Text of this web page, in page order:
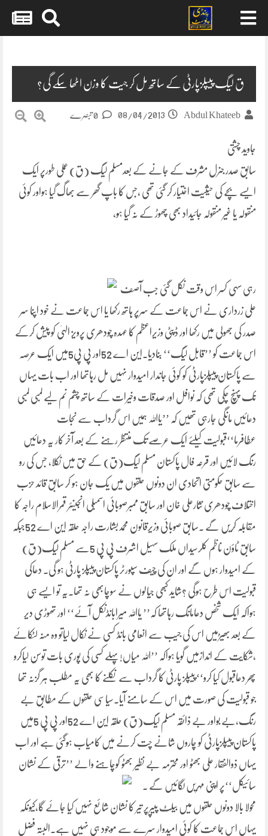
ق لیگ پیپلزپارٹی کے ساتھ مل کر جیت کا وزن اٹھا سکے گی؟
Abdul Khateeb
08/04/2013
جاوید چشتی
سابق صدر جنرل مشرف کے جانے کے بعدمسلم لیگ (ق) عملی طورپر ایک
ایسے بچے کی حیثیت اختیار کر گئی تھی ،جس کا باپ گھر سے بھاگ گیا ہواور کوئی
منقولہ یا غیر منقولہ جائیداد بھی چھوڑ کے نہ گیا ہو،
رہی سہی کسر اس وقت نکل گئی جب آصف
علی زرداری نے اس جماعت کے سرپر ہاتھ رکھا یا اس جماعت نے خود اپنا سر
صدر کی جھولی میں رکھا اور ڈپٹی وزیراعظم کا عہدہ چودھری پرویز الہیٰ کو پیش کرکے
اس جماعت کو ’’قابل لیگ‘‘ بنادیا۔این اے 52اور پی پی5میں ایک عرصہ
سے پاکستان پیپلزپارٹی کو کوئی جاندار امیدوار نہیں مل رہاتھا اور اب بات یہاں
تک پہنچ چکی تھی کہ نوافل اور صدقات وخیرات کے ساتھ چشم نم لیے لمبی لمبی
دعائیں مانگی جارہی تھیں کہ ’’یااللہ ہمیں اس گرداب سے نجات
عطافرما‘‘قبولیت کیلئے ایک عرصے تک منتظر رہنے کے بعد آخر کار یہ دعائیں
رنگ لائیں اور قرعہ فال پاکستان مسلم لیگ(ق) کے حق میں نکلا، جس کی رو
سے سابق حکومتی اتحادی ان دونوں حلقوں میں یک جان ہو کر سابق قائد حزب
اختلاف چودھری نثارعلی خان اور سابق ممبرصوبائی اسمبلی انجینئر قمرالاسلام راجہ کا
مقابلہ کریں گے ۔سابق صوبائی وزیرقانون محمدبشارت راجہ حلقہ این اے 52جبکہ
سابق ٹاؤن ناظم کلرسیداں ملک سہیل اشرف پی پی 5سے مسلم لیگ(ق)
کے امیدوار ہوں گے اور ان کی چیف سپورٹر پاکستان پیپلز پارٹی ہو گی۔ دعاکی
قبولیت اس طرح ہوگی ؟شاید کبھی جیالوں نے سوچابھی نہ تھا۔یہ تو ایسے ہی
ہواکہ ایک شخص دعامانگ رہاتھا کہ’’ یااللہ میرابانڈنکل آئے‘‘ اور تھوڑی دیر
کے بعد بھیڑمیں اس کی جیب سے انعامی بانڈ کسی نے نکال لیاتو وہ منہ لٹکائے
،شکایت کے اندازمیں گویا ہواکہ ’’اللہ میاں!پہلے کسی کی پوری بات توسن لیاکرو
پھر دعاقبول کیا کرو‘‘ پیپلز پارٹی کا گرداب سے نکلنے کا بھی یہ مطلب ہر گزنہ تھا
جو قبولیت کی صورت میں اس کے سامنے آیا۔سیاسی حلقوں کے مطابق بے
رنگ،بے بواور بے ذائقہ مسلم لیگ(ق) حلقہ این اے 52اور پی پی 5میں
پاکستان پیپلزپارٹی کو چاروں شانے چت کرنے میں کامیاب ہوگئی ہے اور اب
یہاں ذوالفقار علی بھٹو اور محترمہ بے نظیر بھٹو کوچاہنے والے ’’ترقی کے نشان
سائیکل‘‘پر اپنی مہریں لگائیں گے ۔
محولا بالا دونوں حلقوں میں بیلٹ پیپرپر تیر کا نشان شائع نہیں کیا جائے گا،کیونکہ
یہاں اس جماعت کا کوئی امیدوار سرے سے موجود ہی نہیں ہے۔البتہ فضل